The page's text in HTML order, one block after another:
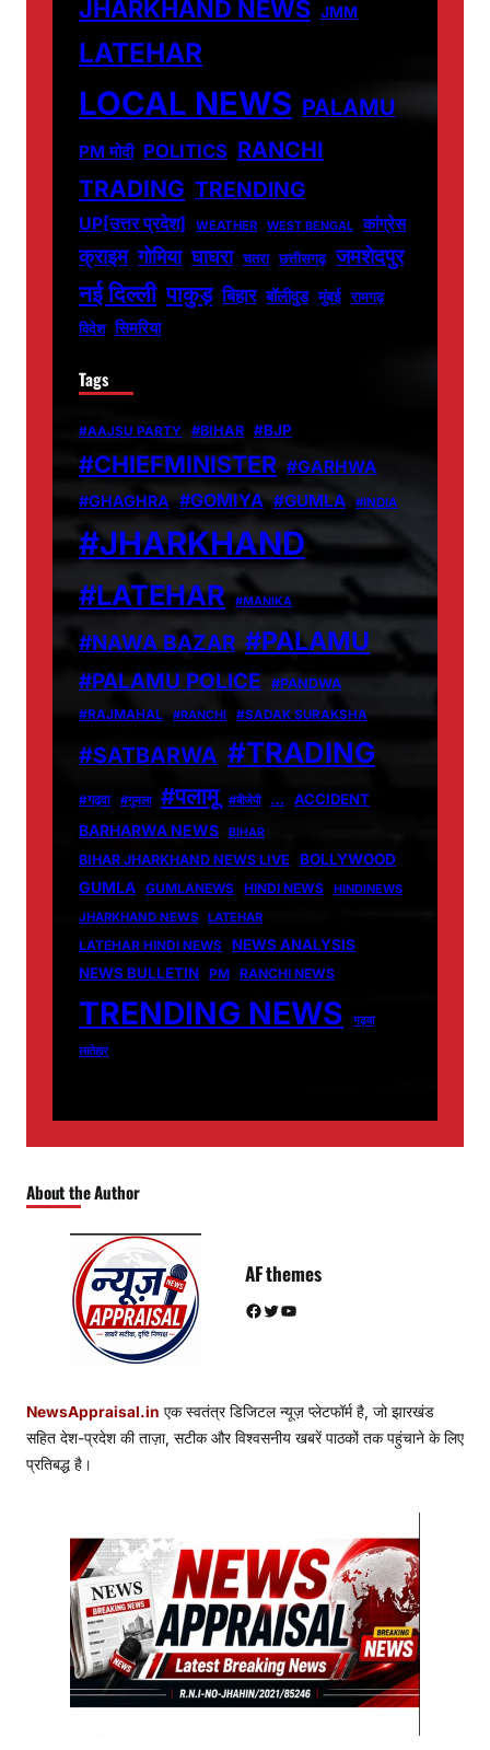
JHARKHAND NEWS JMM
LATEHAR
LOCAL NEWS PALAMU
PM मोदी POLITICS RANCHI
TRADING TRENDING
UP[उत्तर प्रदेश] WEATHER WEST BENGAL कांग्रेस
क्राइम गोमिया घाघरा चतरा छत्तीसगढ़ जमशेदपुर
नई दिल्ली पाकुड़ बिहार बॉलीवुड मुंबई रामगढ़
विदेश सिमरिया
Tags
#AAJSU PARTY #BIHAR #BJP
#CHIEFMINISTER #GARHWA
#GHAGHRA #GOMIYA #GUMLA #INDIA
#JHARKHAND
#LATEHAR #MANIKA
#NAWA BAZAR #PALAMU
#PALAMU POLICE
#PANDWA
#RAJMAHAL
#RANCHI #SADAK SURAKSHA
#SATBARWA #TRADING
#गढ़वा #गुमला #पलामू #बीजेपी … ACCIDENT
BARHARWA NEWS BIHAR
BIHAR JHARKHAND NEWS LIVE BOLLYWOOD
GUMLA GUMLANEWS HINDI NEWS
HINDINEWS
JHARKHAND NEWS
LATEHAR
LATEHAR HINDI NEWS
NEWS ANALYSIS
NEWS BULLETIN PM RANCHI NEWS
TRENDING NEWS
गढ़वा
लातेहार
About the Author
AF themes
Facebook Twitter YouTube
NewsAppraisal.in एक स्वतंत्र डिजिटल न्यूज़ प्लेटफॉर्म है, जो झारखंड
सहित देश-प्रदेश की ताज़ा, सटीक और विश्वसनीय खबरें पाठकों तक पहुंचाने के लिए
प्रतिबद्ध है।